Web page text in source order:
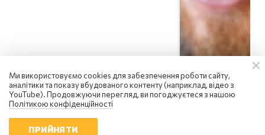
Ми використовуємо cookies для забезпечення роботи сайту,
аналітики та показу вбудованого контенту (наприклад, відео з
YouTube). Продовжуючи перегляд, ви погоджуєтеся з нашою
Політикою конфіденційності
ПРИЙНЯТИ